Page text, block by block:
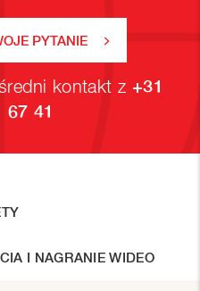
PYTANIE
kontakt z +31
67 41
I NAGRANIE WIDEO